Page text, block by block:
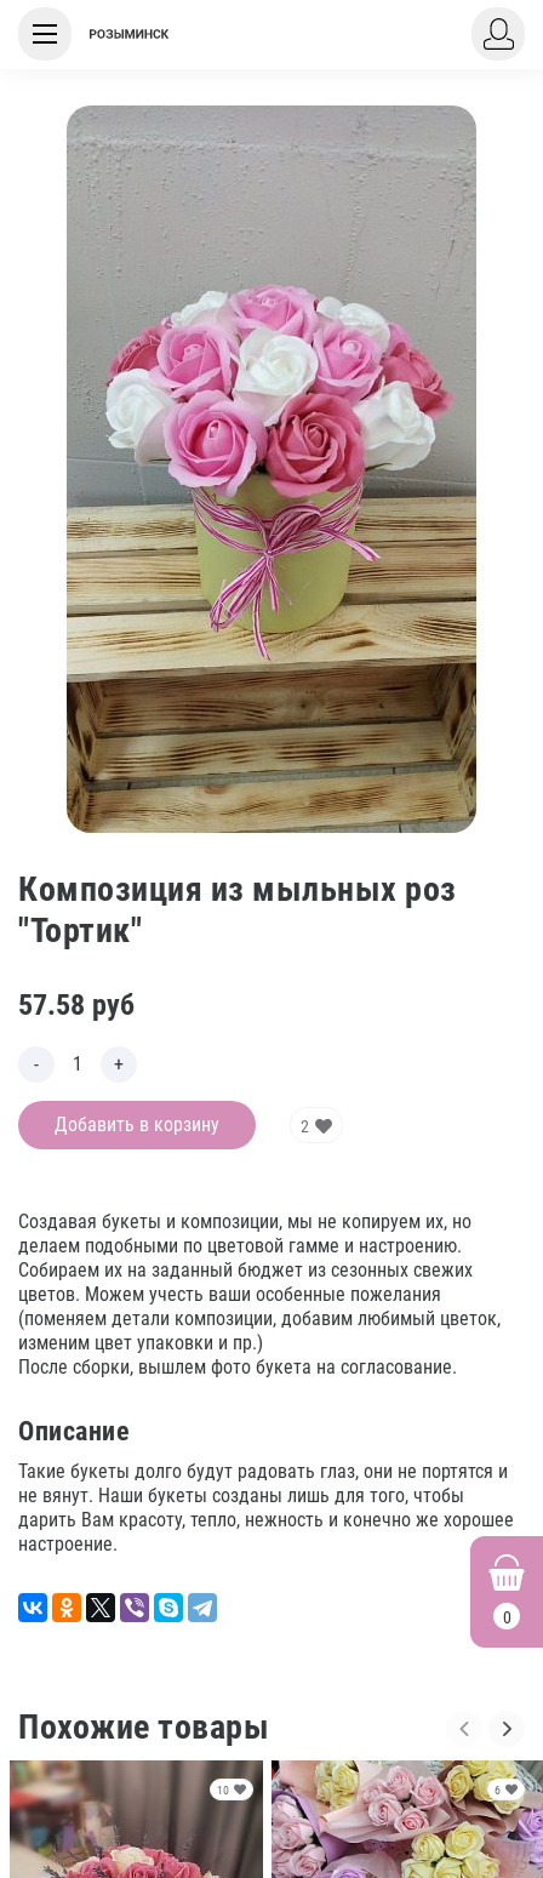
0
Композиция из мыльных роз
"Тортик"
57.58 руб
Добавить в корзину 2
Создавая букеты и композиции, мы не копируем их, но
делаем подобными по цветовой гамме и настроению.
Собираем их на заданный бюджет из сезонных свежих
цветов. Можем учесть ваши особенные пожелания
(поменяем детали композиции, добавим любимый цветок,
изменим цвет упаковки и пр.)
После сборки, вышлем фото букета на согласование.
Описание
Такие букеты долго будут радовать глаз, они не портятся и
не вянут. Наши букеты созданы лишь для того, чтобы
дарить Вам красоту, тепло, нежность и конечно же хорошее
настроение.
Похожие товары
10 6